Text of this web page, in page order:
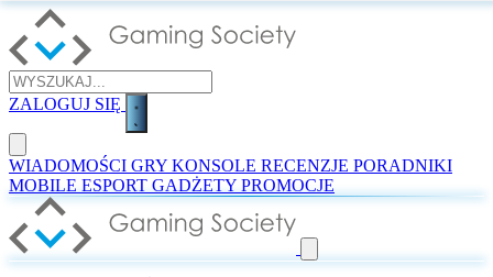
ZALOGUJ SIĘ
WIADOMOŚCI GRY KONSOLE RECENZJE PORADNIKI
MOBILE ESPORT GADŻETY PROMOCJE